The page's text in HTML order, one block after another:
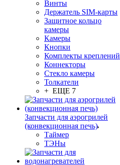
Винты
Держатель SIM-карты
Защитное кольцо
камеры
Камеры
Кнопки
Комплекты креплений
Коннекторы
Стекло камеры
Толкатели
+ ЕЩЕ 7
Запчасти для аэрогрилей
(конвекционная печь)
Таймер
ТЭНы